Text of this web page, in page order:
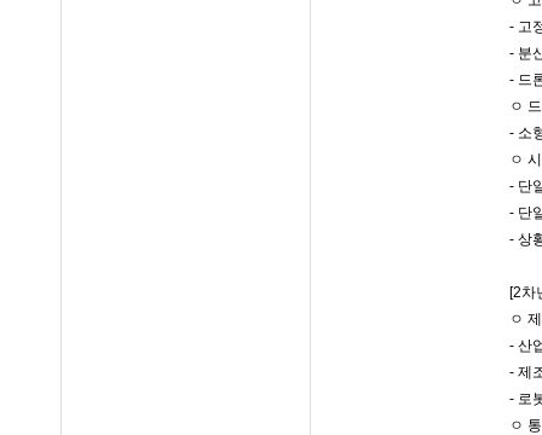
- 고
- 분
- 드
ㅇ
- 소
ㅇ
- 단
- 단
- 상
[2차
ㅇ
- 산
- 제
- 로
ㅇ